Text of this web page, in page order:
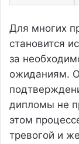
Для многих
становится
за
ожиданиям.
дипломы не
этом
тревогой и